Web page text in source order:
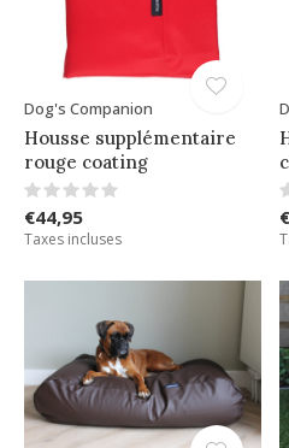
Dog's Companion
Housse supplémentaire
rouge coating
€44,95
Taxes incluses